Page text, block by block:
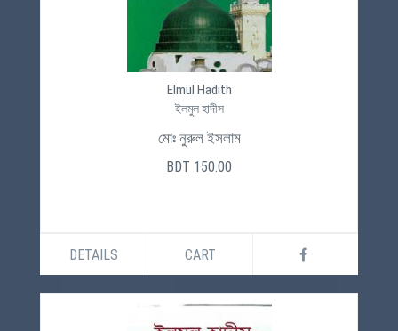
Elmul Hadith
ইলমুল হাদীস
মোঃ নুরুল ইসলাম
BDT 150.00
DETAILS CART